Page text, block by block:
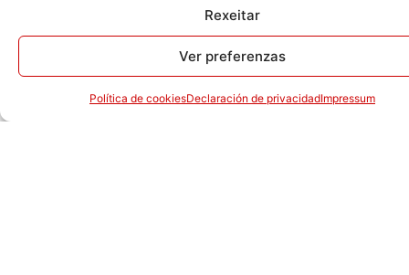
Rexeitar
Ver preferenzas
Política de cookiesDeclaración de privacidadImpressum